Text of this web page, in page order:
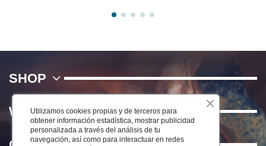
SHOP
WE
Utilizamos cookies propias y de terceros para
obtener información estadística, mostrar publicidad
personalizada a través del análisis de tu
navegación, así como para interactuar en redes